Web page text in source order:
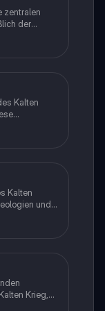
des 20.
zentralen
der
den Streit
und die
Kalten
Politik
Kalten
und
und
bietet einen
Krieg,